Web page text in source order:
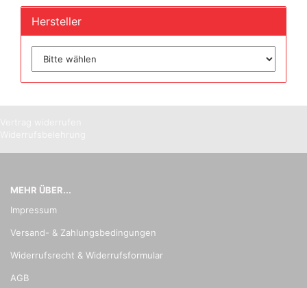
Hersteller
MEHR ÜBER...
Impressum
Versand- & Zahlungsbedingungen
Widerrufsrecht & Widerrufsformular
AGB